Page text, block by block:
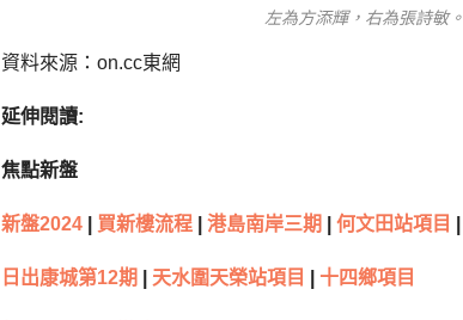
左為方添輝，右為張詩敏。
資料來源：on.cc東網
延伸閱讀:
焦點新盤
新盤2024 買新樓流程 港島南岸三期 何文田站項目
日出康城第12期 天水圍天榮站項目 十四鄉項目